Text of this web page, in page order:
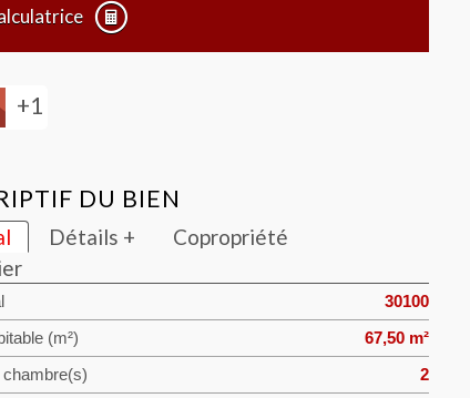
+1
DU BIEN
Détails +
Copropriété
30100
(m²) 67,50 m²
chambre(s) 2